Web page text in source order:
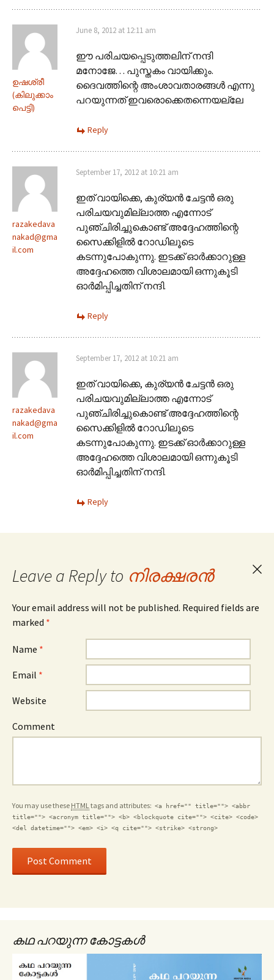
ഉഷശ്രീ
(കിലുക്കാം
പെട്ടി)
June 8, 2012 at 12:11 am
ഈ പരിചയപ്പെടുത്തലിന് നന്ദി
മനോജേ… പുസ്തകം വായിക്കും.
ദൈവത്തിന്റെ അംശാവതാരങ്ങൾ എന്നു
പറയുന്നത് ഇവരൊക്കെതന്നെയല്ലേ
Reply
razakedava
nakad@gma
il.com
September 17, 2012 at 10:21 am
ഇത് വായിക്കെ, കുര്യന്‍ ചേട്ടന്‍ ഒരു
പരിചയവുമില്ലാത്ത എന്നോട്
പുഞ്ചിരിച്ചുകൊണ്ട് അദ്ദേഹത്തിന്റെ
സൈക്കിളില്‍ റോഡിലൂടെ
കടന്നുപോകുന്നു. ഇടക്ക് ഓര്‍ക്കാറുള്ള
അദ്ദേഹത്തെ വിശാലമായി ഒന്നുകൂടി
ഓര്‍മിപ്പിച്ചതിന് നന്ദി.
Reply
razakedava
nakad@gma
il.com
September 17, 2012 at 10:21 am
ഇത് വായിക്കെ, കുര്യന്‍ ചേട്ടന്‍ ഒരു
പരിചയവുമില്ലാത്ത എന്നോട്
പുഞ്ചിരിച്ചുകൊണ്ട് അദ്ദേഹത്തിന്റെ
സൈക്കിളില്‍ റോഡിലൂടെ
കടന്നുപോകുന്നു. ഇടക്ക് ഓര്‍ക്കാറുള്ള
അദ്ദേഹത്തെ വിശാലമായി ഒന്നുകൂടി
ഓര്‍മിപ്പിച്ചതിന് നന്ദി.
Reply
Leave a Reply to നിരക്ഷരൻ
Your email address will not be published. Required fields are
marked *
Name *
Email *
Website
Comment
You may use these HTML tags and attributes: <a href="" title=""> <abbr
title=""> <acronym title=""> <b> <blockquote cite=""> <cite> <code>
<del datetime=""> <em> <i> <q cite=""> <strike> <strong>
കഥ പറയുന്ന കോട്ടകൾ